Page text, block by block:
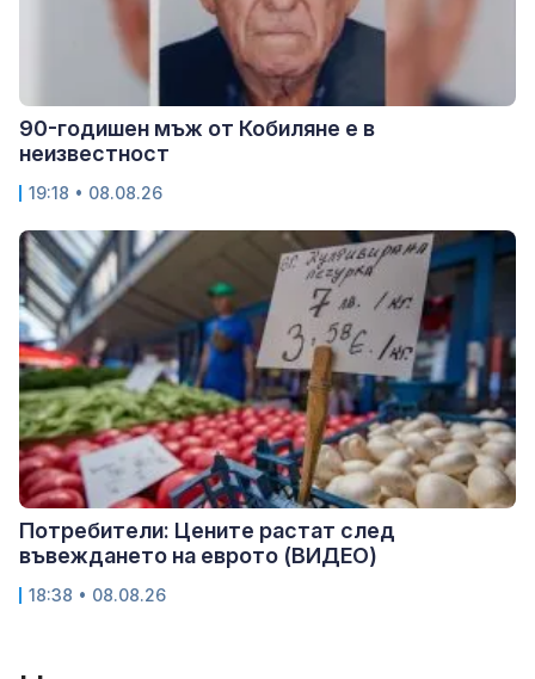
90-годишен мъж от Кобиляне е в
неизвестност
19:18 • 08.08.26
Потребители: Цените растат след
въвеждането на еврото (ВИДЕО)
18:38 • 08.08.26